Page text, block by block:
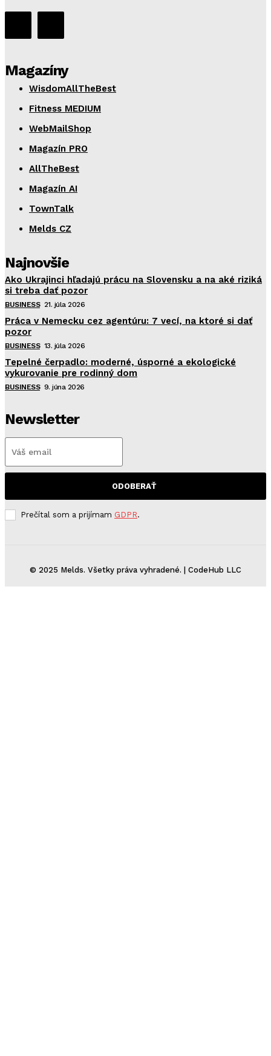
Magazíny
WisdomAllTheBest
Fitness MEDIUM
WebMailShop
Magazín PRO
AllTheBest
Magazín AI
TownTalk
Melds CZ
Najnovšie
Ako Ukrajinci hľadajú prácu na Slovensku a na aké riziká
si treba dať pozor
BUSINESS 21. júla 2026
Práca v Nemecku cez agentúru: 7 vecí, na ktoré si dať
pozor
BUSINESS 13. júla 2026
Tepelné čerpadlo: moderné, úsporné a ekologické
vykurovanie pre rodinný dom
BUSINESS 9. júna 2026
Newsletter
ODOBERAŤ
Prečítal som a prijímam GDPR.
© 2025 Melds. Všetky práva vyhradené. | CodeHub LLC